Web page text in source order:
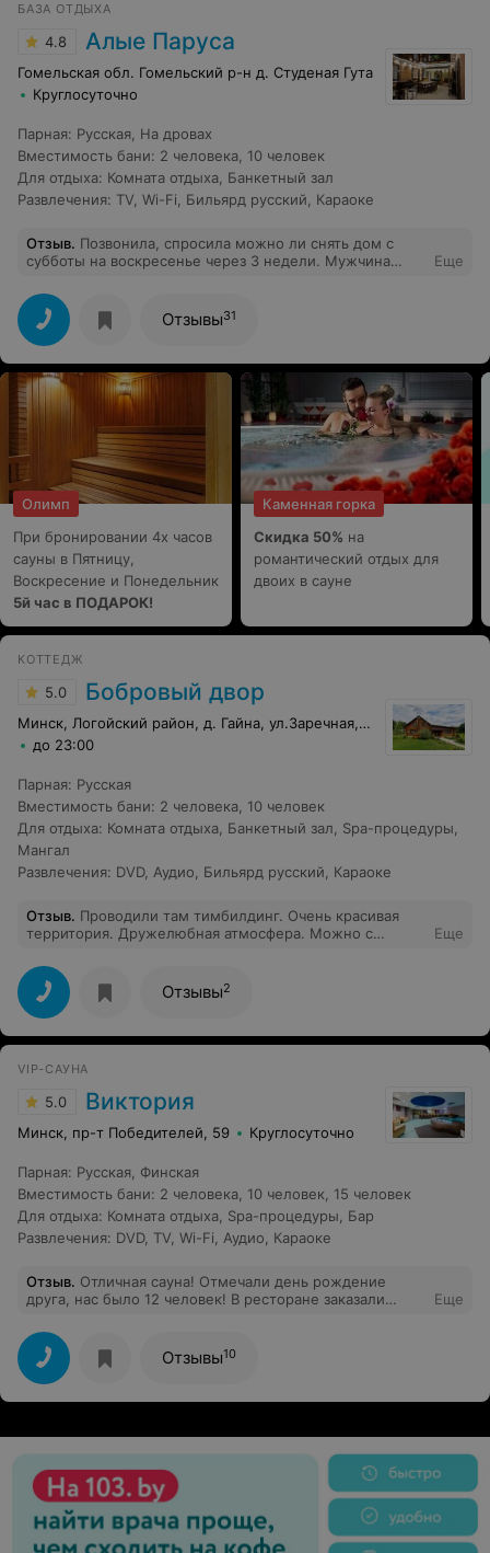
Сделал нам сюрприз, было очень приятно. Конечно,
стоимость проживания не дешевая, но совокупность
тихого, экологичного деревенского отдыха и
шикарных городских условий стоит того. Рекомендую!
БАЗА ОТДЫХА
4.8 Алые Паруса
Гомельская обл. Гомельский р-н д. Студеная Гута
Круглосуточно
Парная: Русская На дровах
Вместимость бани: 2 человека 10 человек
Для отдыха: Комната отдыха Банкетный зал
Развлечения: TV Wi-Fi Бильярд русский Караоке
Отзыв. Позвонила, спросила можно ли снять дом с
субботы на воскресенье через 3 недели. Мужчина
снимать дом с субботы на воскресенье, вы должны
звонить и бронировать за полтора-два месяца». Про
эти «правила» нигде не написано. По итогу несколько
раз переспросила и он не дал ответа занят будет дом
или нет. Не ожидали такого.
Еще
Отзывы31
Олимп
При бронировании 4х часов
сауны в Пятницу,
Воскресение и Понедельник
5й час в ПОДАРОК!
Каменная горка
Скидка 50% на
романтический отдых для
двоих в сауне
КОТТЕДЖ
5.0 Бобровый двор
Минск, Логойский район, д. Гайна, ул.Заречная, 33
до 23:00
Парная: Русская
Вместимость бани: 2 человека 10 человек
Для отдыха: Комната отдыха Банкетный зал Spa-процедуры
Мангал
Развлечения: DVD, Аудио Бильярд русский Караоке
Отзыв. Проводили там тимбилдинг. Очень красивая
территория. Дружелюбная атмосфера. Можно с
Еще
Отзывы2
VIP-САУНА
5.0 Виктория
Минск, пр-т Победителей, 59 Круглосуточно
Парная: Русская Финская
Вместимость бани: 2 человека 10 человек 15 человек
Для отдыха: Комната отдыха Spa-процедуры
Бар
Развлечения: DVD, TV Wi-Fi Аудио Караоке
Отзыв. Отличная сауна! Отмечали день рождение
друга, нас было 12 человек! В ресторане заказали
подавали! В сауне чисто, приятный и очень вежливый
администратор (вроде Ирина звали, спасибо ей
большое), нестандартный дизайн, шикарная барная
стойка, бассейн. Хорошее место для отдыха и
проведения праздников! Рекомендуем!
Еще
Отзывы10